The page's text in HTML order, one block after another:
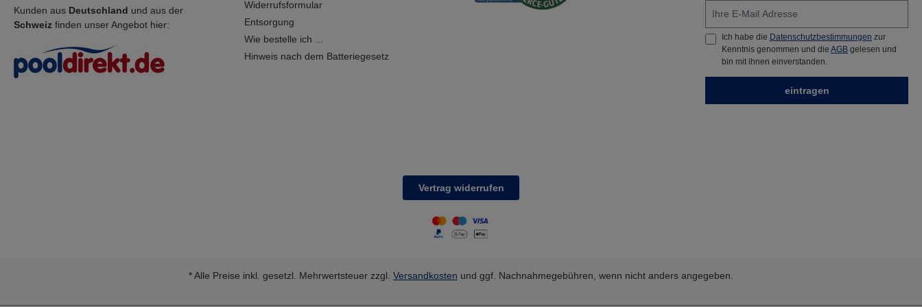
Aussenseite auf Sicht
geschnitten und die obere
Sichtkante abgefast.
Kunden aus Deutschland und aus der
Schweiz finden unser Angebot hier:
Widerrufsformular
Entsorgung
Wie bestelle ich ...
Hinweis nach dem Batteriegesetz
Ich habe die Datenschutzbestimmungen zur
Kenntnis genommen und die AGB gelesen und
bin mit ihnen einverstanden.
eintragen
Vertrag widerrufen
* Alle Preise inkl. gesetzl. Mehrwertsteuer zzgl. Versandkosten und ggf. Nachnahmegebühren, wenn nicht anders angegeben.